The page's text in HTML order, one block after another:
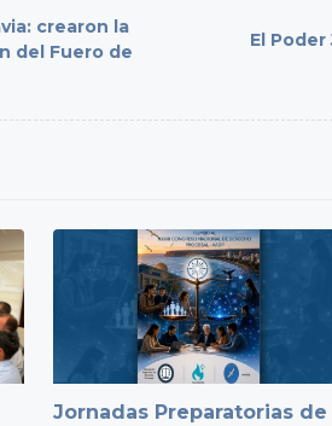
crearon la
del Fuero de
El
Jornadas Preparatorias de